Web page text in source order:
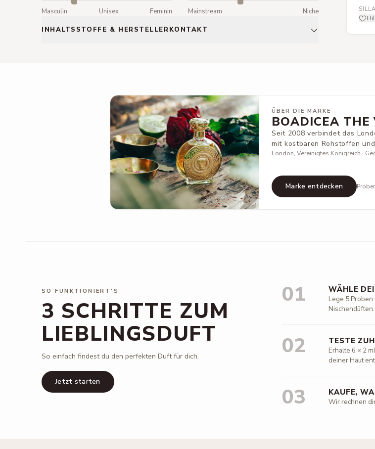
Masculin Unisex Feminin Mainstream Niche
INHALTSSTOFFE & HERSTELLERKONTAKT
ÜBER DIE MARKE
BOADICEA THE
Seit 2008 verbindet das
mit kostbaren Rohstoffen
London, Vereinigtes Königreich ·
Marke entdecken
SO FUNKTIONIERT'S
3 SCHRITTE ZUM
LIEBLINGSDUFT
So einfach findest du den perfekten Duft für dich.
Jetzt starten
01 WÄHLE
Lege 5
Nischendüften.
02 TESTE
Erhalte 6 × 2
deiner Haut
03 KAUFE,
Wir rechnen